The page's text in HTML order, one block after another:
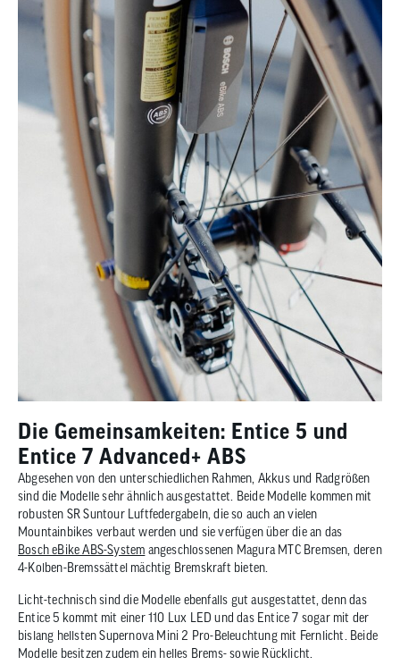
Die Gemeinsamkeiten: Entice 5 und
Entice 7 Advanced+ ABS
Abgesehen von den unterschiedlichen Rahmen, Akkus und Radgrößen
sind die Modelle sehr ähnlich ausgestattet. Beide Modelle kommen mit
robusten SR Suntour Luftfedergabeln, die so auch an vielen
Mountainbikes verbaut werden und sie verfügen über die an das
Bosch eBike ABS-System angeschlossenen Magura MTC Bremsen, deren
4-Kolben-Bremssättel mächtig Bremskraft bieten.
Licht-technisch sind die Modelle ebenfalls gut ausgestattet, denn das
Entice 5 kommt mit einer 110 Lux LED und das Entice 7 sogar mit der
bislang hellsten Supernova Mini 2 Pro-Beleuchtung mit Fernlicht. Beide
Modelle besitzen zudem ein helles Brems- sowie Rücklicht.